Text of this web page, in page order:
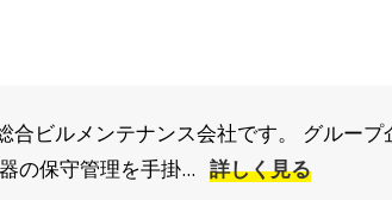
合ビルメンテナンス会社です。 グルー
の保守管理を手掛... 詳しく見る